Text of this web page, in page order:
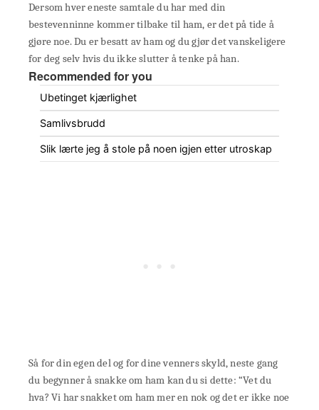
Dersom hver eneste samtale du har med din
bestevenninne kommer tilbake til ham, er det på tide å
gjøre noe. Du er besatt av ham og du gjør det vanskeligere
for deg selv hvis du ikke slutter å tenke på han.
Recommended for you
Ubetinget kjærlighet
Samlivsbrudd
Slik lærte jeg å stole på noen igjen etter utroskap
Så for din egen del og for dine venners skyld, neste gang
du begynner å snakke om ham kan du si dette: “Vet du
hva? Vi har snakket om ham mer en nok og det er ikke noe